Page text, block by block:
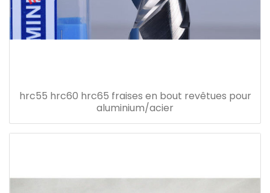
hrc55 hrc60 hrc65 fraises en bout revêtues pour
aluminium/acier